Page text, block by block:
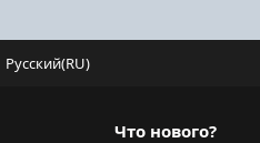
Русский(RU)
Что нового?